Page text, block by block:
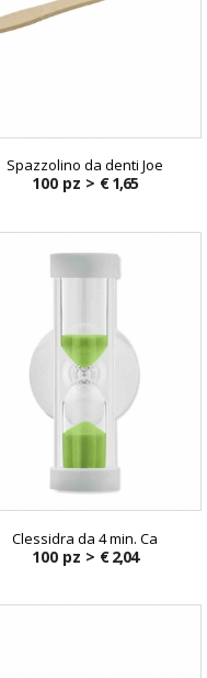
Spazzolino da denti Joe
100 pz > € 1,65
Clessidra da 4 min. Ca
100 pz > € 2,04